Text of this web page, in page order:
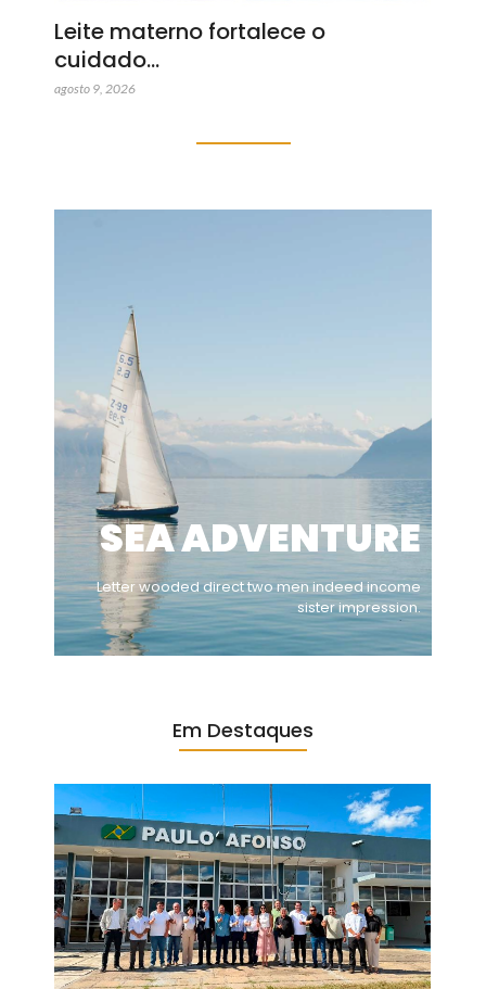
Leite materno fortalece o
cuidado…
agosto 9, 2026
SEA ADVENTURE
Letter wooded direct two men indeed income
sister impression.
Em Destaques